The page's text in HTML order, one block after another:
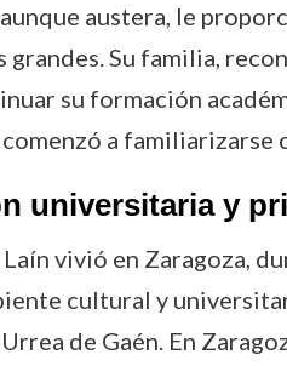
austera, le
grandes. Su familia,
su formación
a familiarizarse
universitaria y
Laín vivió en Zaragoza,
cultural y
de Gaén. En